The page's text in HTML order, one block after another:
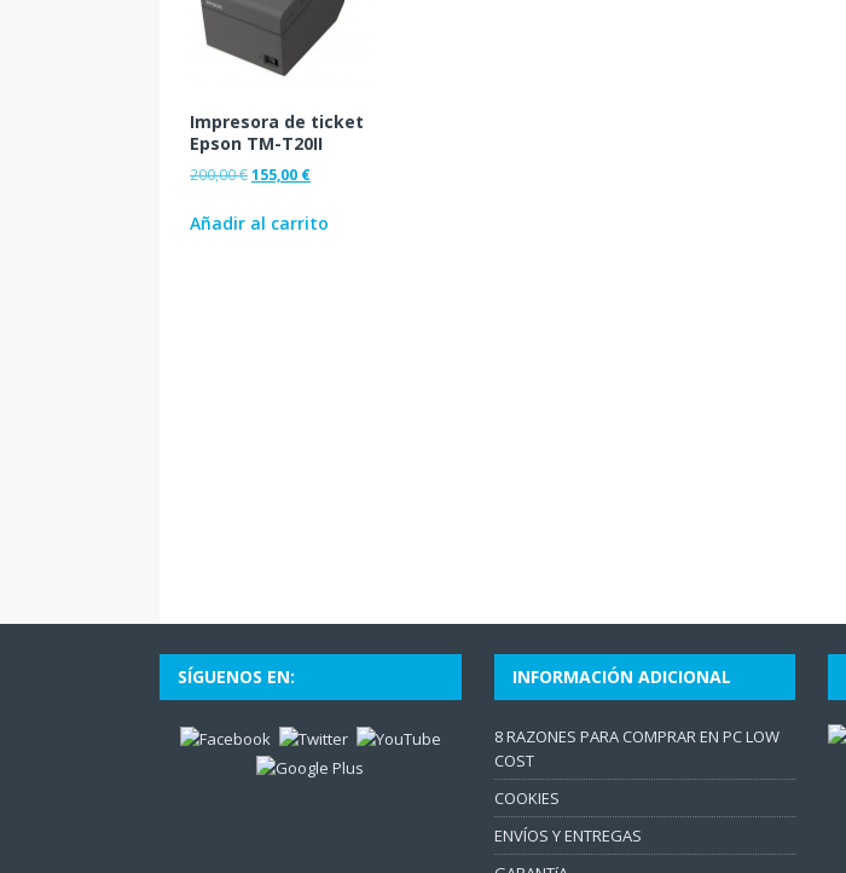
Impresora de ticket
Epson TM-T20II
200,00€155,00 €
Añadir al carrito
SÍGUENOS EN: INFORMACIÓN ADICIONAL
8 RAZONES PARA COMPRAR EN PC LOW
COST
COOKIES
ENVÍOS Y ENTREGAS